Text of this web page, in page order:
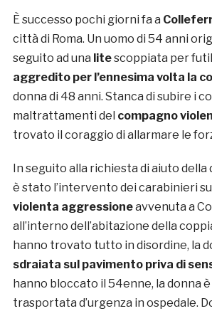
È successo pochi giorni fa a
città di Roma. Un uomo di 54 anni
seguito ad una litescoppiata per
aggredito per l’ennesima volta la
donna di 48 anni. Stanca di subire i
maltrattamenti del compagno
trovato il coraggio di allarmare le
In seguito alla richiesta di aiuto della
è stato l’intervento dei carabinieri
violenta aggressioneavvenuta a
all’interno dell’abitazione della
hanno trovato tutto in disordine, la
sdraiata sul pavimento priva di
hanno bloccato il 54enne, la donna
trasportata d’urgenza in ospedale.